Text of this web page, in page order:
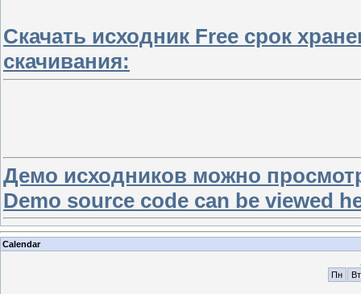
Скачать исходник Free срок
скачивания:
Демо исходников можно
Demo source code can be viewed
Calendar
Пн
Вт